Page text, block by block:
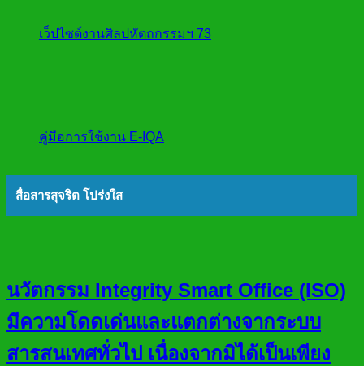
เว็ปไซต์งานศิลปหัตถกรรมฯ 73
คู่มือการใช้งาน E-IQA
สื่อสารสุจริต โปร่งใส
นวัตกรรม Integrity Smart Office (ISO)
มีความโดดเด่นและแตกต่างจากระบบ
สารสนเทศทั่วไป เนื่องจากมิได้เป็นเพียง